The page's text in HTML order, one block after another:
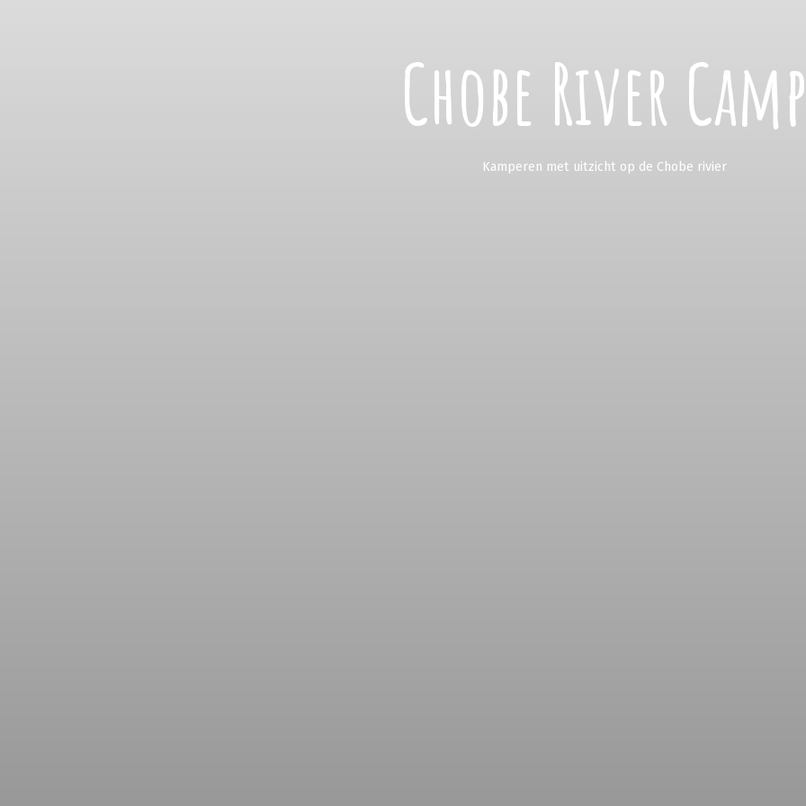
Chobe River
Kamperen met uitzicht op de Chobe rivier